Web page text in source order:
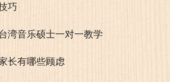
巧
湾音乐硕士一对一教学
长有哪些顾虑